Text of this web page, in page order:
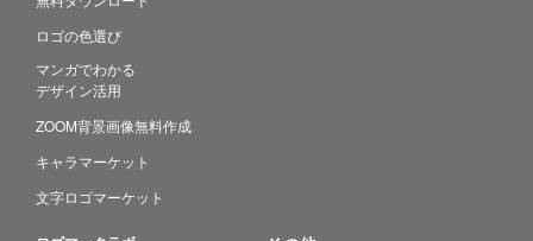
ロゴの色選び
マンガでわかる
デザイン活用
ZOOM背景画像無料作成
キャラマーケット
文字ロゴマーケット